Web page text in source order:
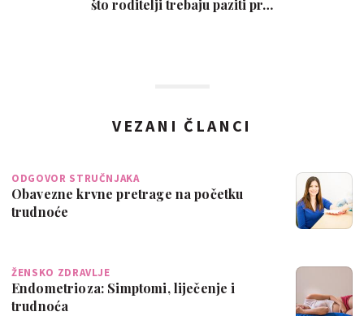
što roditelji trebaju paziti pr…
VEZANI ČLANCI
ODGOVOR STRUČNJAKA
Obavezne krvne pretrage na početku
trudnoće
ŽENSKO ZDRAVLJE
Endometrioza: Simptomi, liječenje i
trudnoća